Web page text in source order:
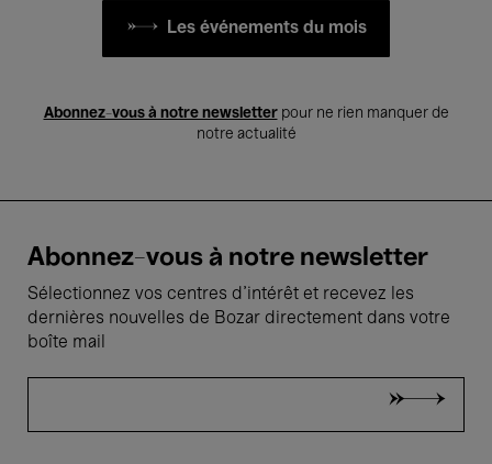
Les événements du mois
Abonnez-vous à notre newsletterpour ne rien manquer de
notre actualité
Abonnez-vous à notre newsletter
Sélectionnez vos centres d'intérêt et recevez les
dernières nouvelles de Bozar directement dans votre
boîte mail